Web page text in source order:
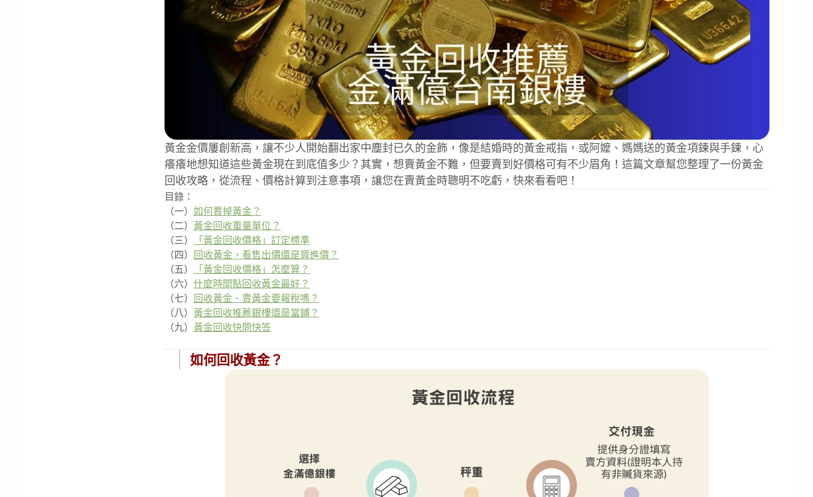
黃金金價屢創新高，讓不少人開始翻出家中塵封已久的金飾，像是結婚時的黃金戒指，或阿嬤、媽媽送的黃金項鍊與手鍊，心
癢癢地想知道這些黃金現在到底值多少？其實，想賣黃金不難，但要賣到好價格可有不少眉角！這篇文章幫您整理了一份黃金
回收攻略，從流程、價格計算到注意事項，讓您在賣黃金時聰明不吃虧，快來看看吧！
目錄：
（一） 如何賣掉黃金？
（二） 黃金回收重量單位？
（三）
「黃金回收價格」訂定標準
（四） 回收黃金，看售出價還是買進價？
（五）
「黃金回收價格」怎麼算？
（六） 什麼時間點回收黃金最好？
（七） 回收黃金、賣黃金要報稅嗎？
（八） 黃金回收推薦銀樓還是當鋪？
（九） 黃金回收快問快答
如何回收黃金？